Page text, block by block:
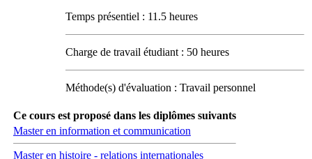
Temps présentiel : 11.5 heures
Charge de travail étudiant : 50 heures
Méthode(s) d'évaluation : Travail personnel
Ce cours est proposé dans les diplômes suivants
Master en information et communication
Master en histoire - relations internationales